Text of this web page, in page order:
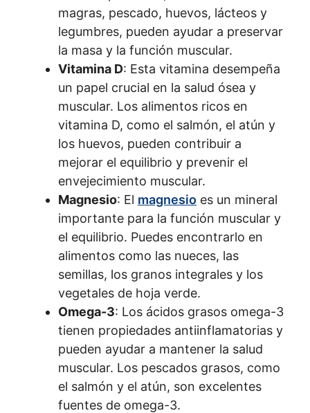
magras, pescado, huevos, lácteos y
legumbres, pueden ayudar a preservar
la masa y la función muscular.
Vitamina D: Esta vitamina desempeña
un papel crucial en la salud ósea y
muscular. Los alimentos ricos en
vitamina D, como el salmón, el atún y
los huevos, pueden contribuir a
mejorar el equilibrio y prevenir el
envejecimiento muscular.
Magnesio: El magnesio es un mineral
importante para la función muscular y
el equilibrio. Puedes encontrarlo en
alimentos como las nueces, las
semillas, los granos integrales y los
vegetales de hoja verde.
Omega-3: Los ácidos grasos omega-3
tienen propiedades antiinflamatorias y
pueden ayudar a mantener la salud
muscular. Los pescados grasos, como
el salmón y el atún, son excelentes
fuentes de omega-3.